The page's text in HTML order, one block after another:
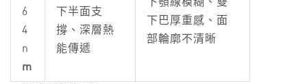
6
4
n
m
下半面支
撐、深層熱
能傳遞
下顎線模糊、雙
下巴厚重感、面
部輪廓不清晰